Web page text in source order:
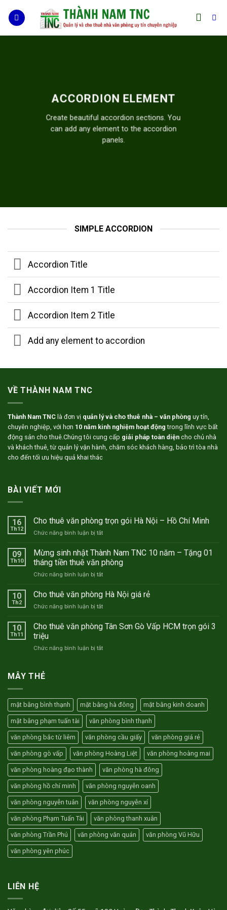
ACCORDION ELEMENT
Create beautiful accordion sections. You
can add any element to the accordion
panels.
SIMPLE ACCORDION
Accordion Title
Accordion Item 1 Title
Accordion Item 2 Title
Add any element to accordion
VỀ THÀNH NAM TNC
Thành Nam TNC là đơn vị quản lý và cho thuê nhà – văn phòng uy tín,
chuyên nghiệp, với hơn 10 năm kinh nghiệm hoạt động trong lĩnh vực bất
động sản cho thuê.Chúng tôi cung cấp giải pháp toàn diện cho chủ nhà
và khách thuê, từ quản lý vận hành, chăm sóc khách hàng, bảo trì tòa nhà
cho đến tối ưu hiệu quả khai thác
BÀI VIẾT MỚI
16
Th12
Cho thuê văn phòng trọn gói Hà Nội – Hồ Chí Minh
Chức năng bình luận bị tắtở
thuê
văn
phòng
trọn
Hà
–
Chí
09
Th10
Mừng sinh nhật Thành Nam TNC 10 năm – Tặng 01
tháng tiền thuê văn phòng
Chức năng bình luận bị tắtở
sinh
Thành
TNC
–
văn
phòng
10
Th2
Cho thuê văn phòng Hà Nội giá rẻ
Chức năng bình luận bị tắtở
thuê
Hà
10
Th11
Cho thuê văn phòng Tân Sơn Gò Vấp HCM trọn gói 3
triệu
Chức năng bình luận bị tắtở
Sơn
Gò
Vấp
trọn
gói
3
triệu
MÂY THẺ
mặt bằng bình thạnh mặt bằng hà đông mặt bằng kinh doanh
mặt bằng phạm tuấn tài văn phòng bình thạnh
văn phòng bắc từ liêm văn phòng cầu giấy văn phòng giá rẻ
văn phòng gò vấp văn phòng Hoàng Liệt văn phòng hoàng mai
văn phòng hoàng đạo thành văn phòng hà đông
văn phòng hồ chí minh văn phòng nguyễn oanh
văn phòng nguyễn tuân văn phòng nguyễn xí
văn phòng Phạm Tuấn Tài văn phòng thanh xuân
văn phòng Trần Phú văn phòng văn quán văn phòng Vũ Hữu
văn phòng yên phúc
LIÊN HỆ